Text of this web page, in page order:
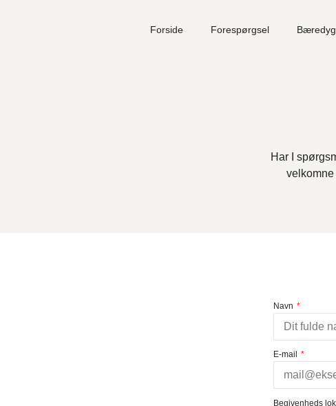
Forside Forespørgsel
Har I
Navn
E-mail
Begivenheds